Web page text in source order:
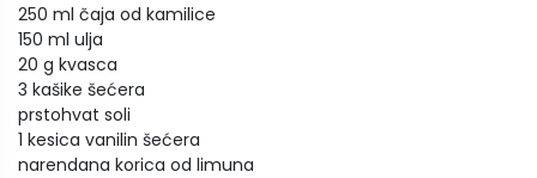
250 ml čaja od kamilice
150 ml ulja
20 g kvasca
3 kašike šećera
prstohvat soli
1 kesica vanilin šećera
narendana korica od limuna